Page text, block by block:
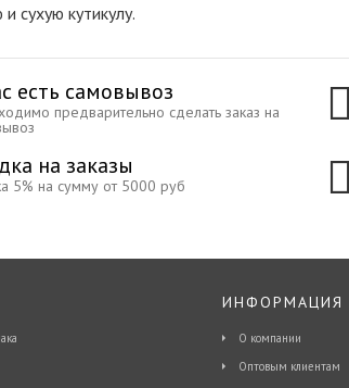
сухую кутикулу.
есть самовывоз
предварительно сделать заказ на
на заказы
5% на сумму от 5000 руб
ИНФОРМАЦИЯ
О компании
Оптовым клиентам